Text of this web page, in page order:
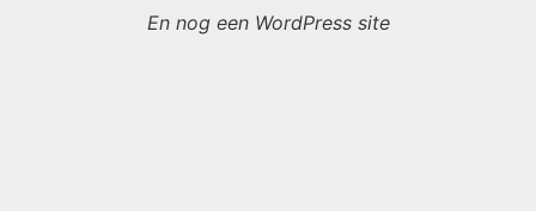
En nog een WordPress site